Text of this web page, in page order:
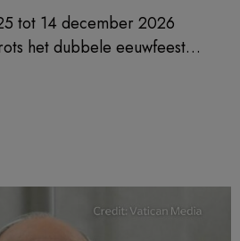
tot 14 december 2026
het dubbele eeuwfeest